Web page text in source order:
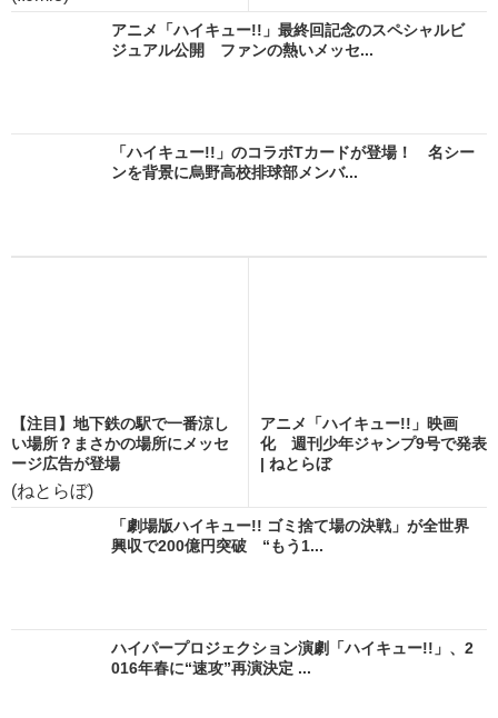
アニメ「ハイキュー!!」最終回記念のスペシャルビ
ジュアル公開 ファンの熱いメッセ...
「ハイキュー!!」のコラボTカードが登場！ 名シー
ンを背景に烏野高校排球部メンバ...
【注目】地下鉄の駅で一番涼し
い場所？まさかの場所にメッセ
ージ広告が登場
(ねとらぼ)
アニメ「ハイキュー!!」映画
化 週刊少年ジャンプ9号で発表
| ねとらぼ
「劇場版ハイキュー!! ゴミ捨て場の決戦」が全世界
興収で200億円突破 “もう1...
ハイパープロジェクション演劇「ハイキュー!!」、2
016年春に“速攻”再演決定 ...